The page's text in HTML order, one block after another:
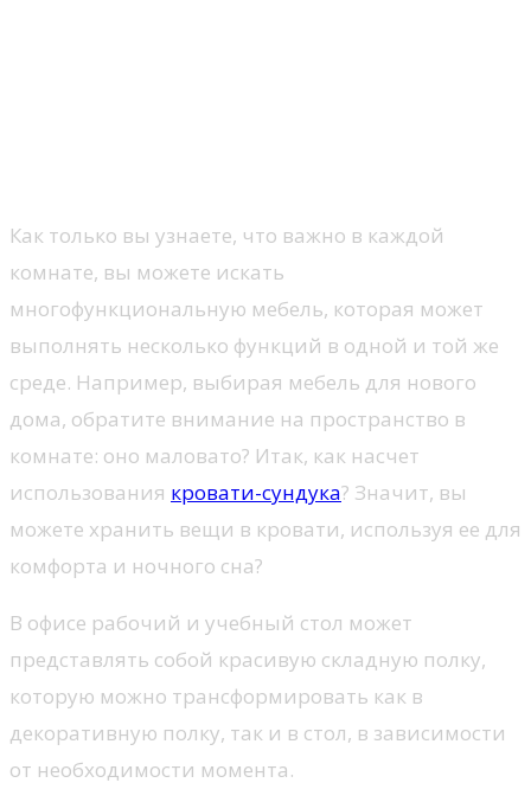
Как только вы узнаете, что важно в каждой
комнате, вы можете искать
многофункциональную мебель, которая может
выполнять несколько функций в одной и той же
среде. Например, выбирая мебель для нового
дома, обратите внимание на пространство в
комнате: оно маловато? Итак, как насчет
использования кровати-сундука? Значит, вы
можете хранить вещи в кровати, используя ее для
комфорта и ночного сна?
В офисе рабочий и учебный стол может
представлять собой красивую складную полку,
которую можно трансформировать как в
декоративную полку, так и в стол, в зависимости
от необходимости момента.